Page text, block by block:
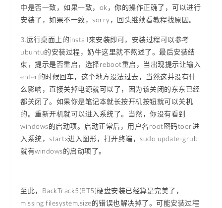
中是否一致，如果一致，ok，你的操作正确了，可以进行
安装了，如果不一致，sorry，回头继续看教程找原因。
3.运行桌面上的install来安装即可，安装过程可以参考
ubuntu的安装过程，奶牛这里就不熬述了。最后安装结
束，提示是否重启，选择reboot重启，当出现提示让输入
enter的时候回车，这个地方没法过去，当然这并没有什
么影响，直接关掉电源就可以了，因为该关闭的东东已经
都关闭了。如果你是笔记本就长按开机按钮就可以关机
的。重新开机就可以进入系统了。当然，你没有看到
windows的启动项。启动正常后，用户名root密码toor进
入系统，startx进入图形，打开终端，sudo update-grub
就有windows的启动项了。
至此，BackTrack5(BT5)硬盘安装已经算是完美了，
missing filesystem.size的错误也解决掉了。可能安装过程